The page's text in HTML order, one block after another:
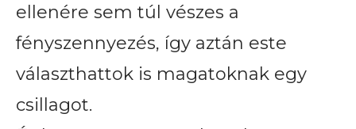
ellenére sem túl vészes a
fényszennyezés, így aztán este
választhattok is magatoknak egy
csillagot.